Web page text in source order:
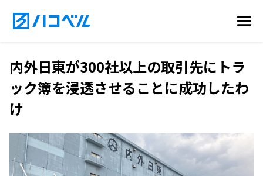
内外日東が300社以上の取引先にトラ
ック簿を浸透させることに成功したわ
け